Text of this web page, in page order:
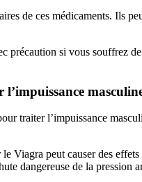
de ces médicaments. Ils
précaution si vous souffrez
traiter l’impuissance
Viagra peut causer des
dangereuse de la pression